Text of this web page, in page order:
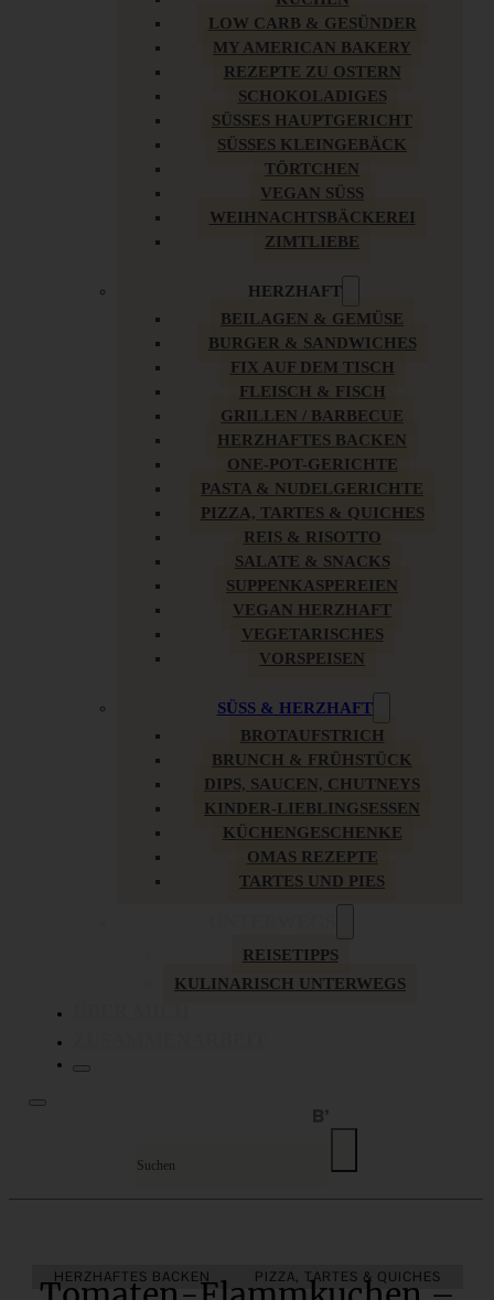
LOW CARB & GESÜNDER
MY AMERICAN BAKERY
REZEPTE ZU OSTERN
SCHOKOLADIGES
SÜSSES HAUPTGERICHT
SÜSSES KLEINGEBÄCK
TÖRTCHEN
VEGAN SÜSS
WEIHNACHTSBÄCKEREI
ZIMTLIEBE
HERZHAFT
BEILAGEN & GEMÜSE
BURGER & SANDWICHES
FIX AUF DEM TISCH
FLEISCH & FISCH
GRILLEN / BARBECUE
HERZHAFTES BACKEN
ONE-POT-GERICHTE
PASTA & NUDELGERICHTE
PIZZA, TARTES & QUICHES
REIS & RISOTTO
SALATE & SNACKS
SUPPENKASPEREIEN
VEGAN HERZHAFT
VEGETARISCHES
VORSPEISEN
SÜSS & HERZHAFT
BROTAUFSTRICH
BRUNCH & FRÜHSTÜCK
DIPS, SAUCEN, CHUTNEYS
KINDER-LIEBLINGSESSEN
KÜCHENGESCHENKE
OMAS REZEPTE
TARTES UND PIES
REISETIPPS
KULINARISCH UNTERWEGS
HERZHAFTES BACKEN PIZZA, TARTES & QUICHES